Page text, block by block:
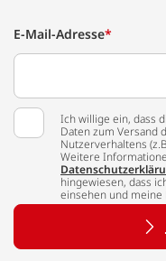
E-Mail-Adresse*
Ich willige ein, dass
Daten zum Versand
Nutzerverhaltens
Weitere
hingewiesen, dass
einsehen und